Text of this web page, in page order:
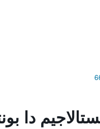
دا